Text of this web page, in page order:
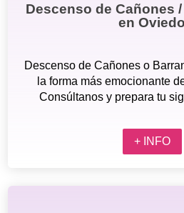
Descenso de Cañones
en Oviedo
Descenso de Cañones o
la forma más emocionante
Consúltanos y prepara tu
+ INFO